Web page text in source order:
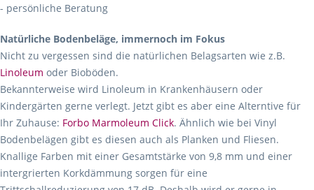
- persönliche Beratung
Natürliche Bodenbeläge, immernoch im Fokus
Nicht zu vergessen sind die natürlichen Belagsarten wie z.B.
Linoleum oder Bioböden.
Bekannterweise wird Linoleum in Krankenhäusern oder
Kindergärten gerne verlegt. Jetzt gibt es aber eine Alterntive für
Ihr Zuhause: Forbo Marmoleum Click. Ähnlich wie bei Vinyl
Bodenbelägen gibt es diesen auch als Planken und Fliesen.
Knallige Farben mit einer Gesamtstärke von 9,8 mm und einer
intergrierten Korkdämmung sorgen für eine